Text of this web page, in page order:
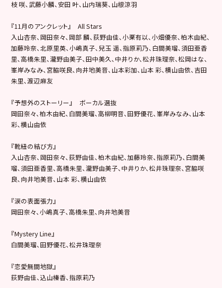
枝 咲、武藤小麟、安田 叶、山内瑞葵、山根涼羽
『11月のアンクレット』 All Stars
入山杏奈、岡田奈々、岡部 麟、荻野由佳、小栗有以、小畑優奈、柏木由紀、
加藤玲奈、北原里英、小嶋真子、兒玉 遥、指原莉乃、白間美瑠、須田亜香
里、高橋朱里、瀧野由美子、田中美久、中井りか、松井珠理奈、松岡はな、
峯岸みなみ、宮脇咲良、向井地美音、山本彩加、山本 彩、横山由依、吉田
朱里、渡辺麻友
『予想外のストーリー』 ボーカル選抜
岡田奈々、柏木由紀、白間美瑠、高柳明音、田野優花、峯岸みなみ、山本
彩、横山由依
『靴紐の結び方』
入山杏奈、岡田奈々、荻野由佳、柏木由紀、加藤玲奈、指原莉乃、白間美
瑠、須田亜香里、高橋朱里、瀧野由美子、中井りか、松井珠理奈、宮脇咲
良、向井地美音、山本 彩、横山由依
『涙の表面張力』
岡田奈々、小嶋真子、高橋朱里、向井地美音
『Mystery Line』
白間美瑠、田野優花、松井珠理奈
『恋愛無間地獄』
荻野由佳、込山榛香、指原莉乃